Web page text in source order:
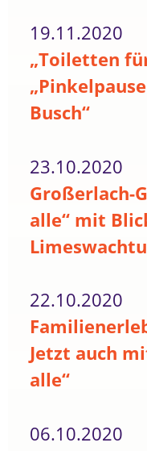
19.11.2020
„Toiletten
Busch“
23.10.2020
Großerlach-
alle“ mit
22.10.2020
Jetzt auch
alle“
06.10.2020